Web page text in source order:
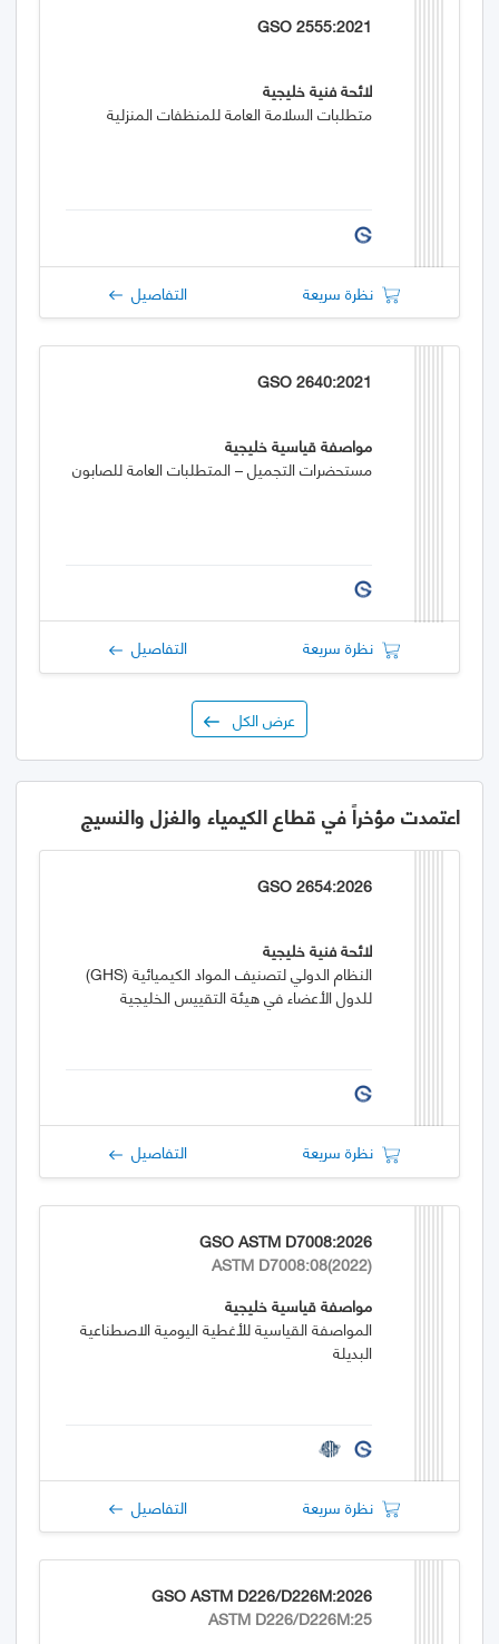
GSO 2555:2021
لائحة فنية خليجية
متطلبات السلامة العامة للمنظفات المنزلية
نظرة سريعة التفاصيل
GSO 2640:2021
مواصفة قياسية خليجية
مستحضرات التجميل – المتطلبات العامة للصابون
نظرة سريعة التفاصيل
عرض الكل
اعتمدت مؤخراً في قطاع الكيمياء والغزل والنسيج
GSO 2654:2026
لائحة فنية خليجية
النظام الدولي لتصنيف المواد الكيميائية (GHS)
للدول الأعضاء في هيئة التقييس الخليجية
نظرة سريعة التفاصيل
GSO ASTM D7008:2026
ASTM D7008:08(2022)
مواصفة قياسية خليجية
المواصفة القياسية للأغطية اليومية الاصطناعية
البديلة
نظرة سريعة التفاصيل
GSO ASTM D226/D226M:2026
ASTM D226/D226M:25